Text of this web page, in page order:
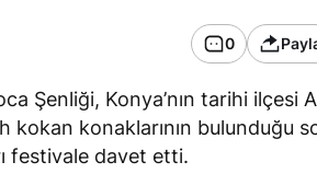
0
Şenliği, Konya’nın tarihi ilçesi
kokan konaklarının bulunduğu
festivale davet etti.